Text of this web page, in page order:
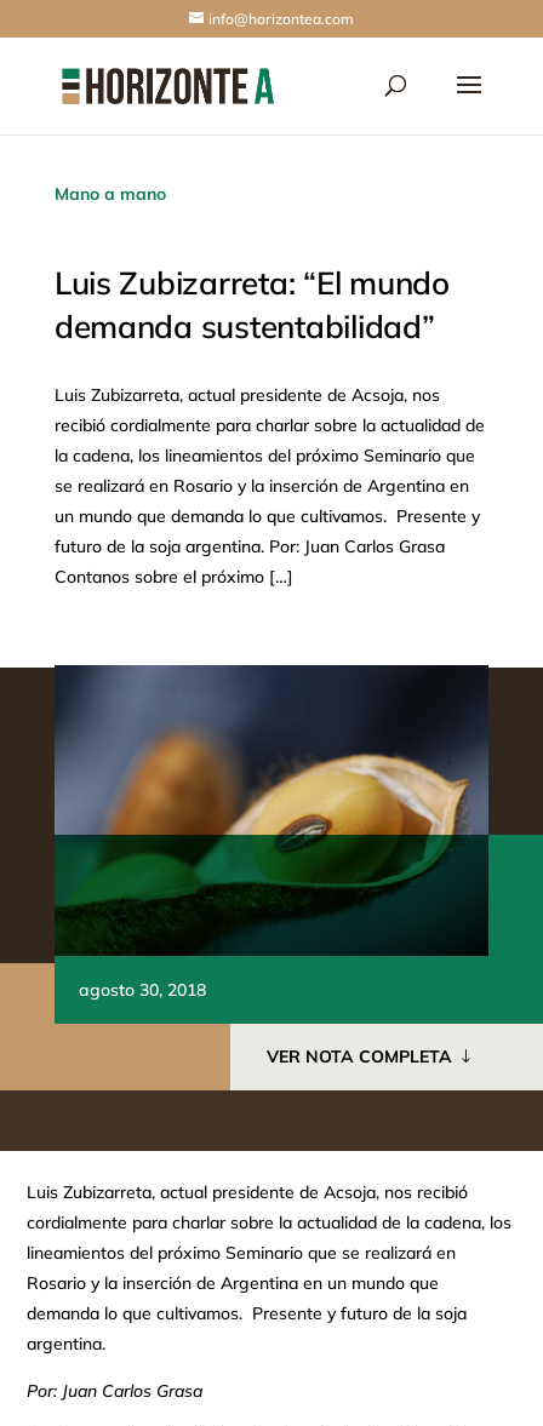
info@horizontea.com
Mano a mano
Luis Zubizarreta: “El mundo
demanda sustentabilidad”
Luis Zubizarreta, actual presidente de Acsoja, nos
recibió cordialmente para charlar sobre la actualidad de
la cadena, los lineamientos del próximo Seminario que
se realizará en Rosario y la inserción de Argentina en
un mundo que demanda lo que cultivamos. Presente y
futuro de la soja argentina. Por: Juan Carlos Grasa
Contanos sobre el próximo […]
agosto 30, 2018
VER NOTA COMPLETA
Luis Zubizarreta, actual presidente de Acsoja, nos recibió
cordialmente para charlar sobre la actualidad de la cadena, los
lineamientos del próximo Seminario que se realizará en
Rosario y la inserción de Argentina en un mundo que
demanda lo que cultivamos. Presente y futuro de la soja
argentina.
Por: Juan Carlos Grasa